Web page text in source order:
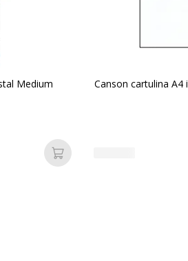
Medium
Añadir a la cesta
Canson cartulina A4